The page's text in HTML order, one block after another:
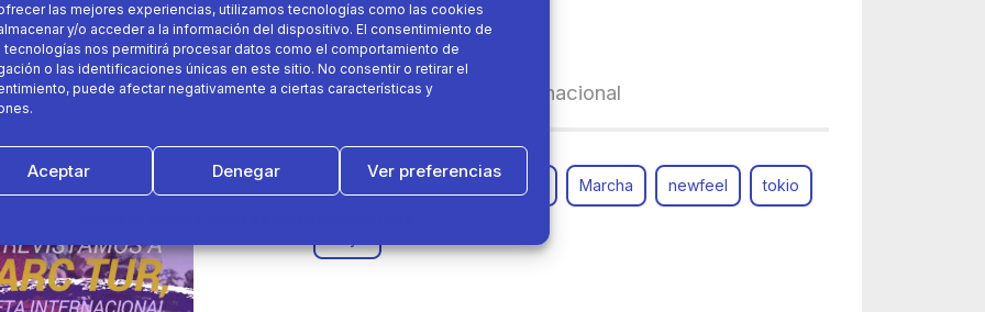
las mejores experiencias, utilizamos tecnologías como las cookies
y/o acceder a la información del dispositivo. El consentimiento de
tecnologías nos permitirá procesar datos como el comportamiento de
o las identificaciones únicas en este sitio. No consentir o retirar el
puede afectar negativamente a ciertas características y
Aceptar Denegar Ver preferencias
14 de abril 2021
Entrevista Marc Tur, atleta internacional
juegos Marcha newfeel tokio